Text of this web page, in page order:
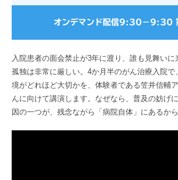
オンデマンド配信9:30− 9:30
入院患者の面会禁止が3年に渡り、誰も見舞い
孤独は非常に厳しい。4か月半のがん治療入院で
境がどれほど大切かを、体験者である笠井信輔
んに向けて講演します。なぜなら、普及の妨げ
因の一つが、残念ながら「病院自体」にあるから